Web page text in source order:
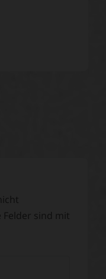
sind mit